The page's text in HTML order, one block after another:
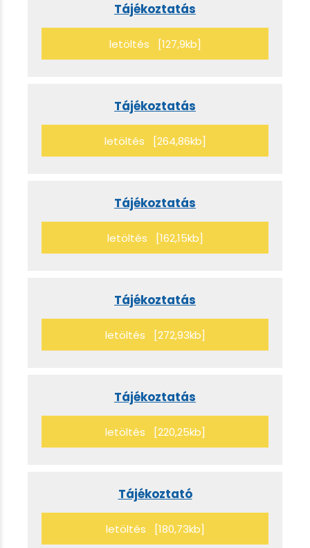
Tájékoztatás
letöltés [127,9kb]
Tájékoztatás
letöltés [264,86kb]
Tájékoztatás
letöltés [162,15kb]
Tájékoztatás
letöltés [272,93kb]
Tájékoztatás
letöltés [220,25kb]
Tájékoztató
letöltés [180,73kb]